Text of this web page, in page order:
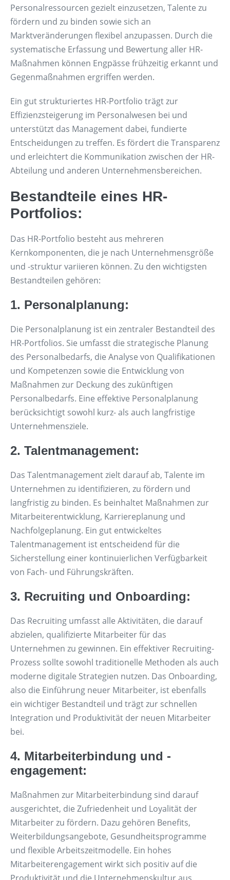
Personalressourcen gezielt einzusetzen, Talente zu
fördern und zu binden sowie sich an
Marktveränderungen flexibel anzupassen. Durch die
systematische Erfassung und Bewertung aller HR-
Maßnahmen können Engpässe frühzeitig erkannt und
Gegenmaßnahmen ergriffen werden.
Ein gut strukturiertes HR-Portfolio trägt zur
Effizienzsteigerung im Personalwesen bei und
unterstützt das Management dabei, fundierte
Entscheidungen zu treffen. Es fördert die Transparenz
und erleichtert die Kommunikation zwischen der HR-
Abteilung und anderen Unternehmensbereichen.
Bestandteile eines HR-
Portfolios:
Das HR-Portfolio besteht aus mehreren
Kernkomponenten, die je nach Unternehmensgröße
und -struktur variieren können. Zu den wichtigsten
Bestandteilen gehören:
1. Personalplanung:
Die Personalplanung ist ein zentraler Bestandteil des
HR-Portfolios. Sie umfasst die strategische Planung
des Personalbedarfs, die Analyse von Qualifikationen
und Kompetenzen sowie die Entwicklung von
Maßnahmen zur Deckung des zukünftigen
Personalbedarfs. Eine effektive Personalplanung
berücksichtigt sowohl kurz- als auch langfristige
Unternehmensziele.
2. Talentmanagement:
Das Talentmanagement zielt darauf ab, Talente im
Unternehmen zu identifizieren, zu fördern und
langfristig zu binden. Es beinhaltet Maßnahmen zur
Mitarbeiterentwicklung, Karriereplanung und
Nachfolgeplanung. Ein gut entwickeltes
Talentmanagement ist entscheidend für die
Sicherstellung einer kontinuierlichen Verfügbarkeit
von Fach- und Führungskräften.
3. Recruiting und Onboarding:
Das Recruiting umfasst alle Aktivitäten, die darauf
abzielen, qualifizierte Mitarbeiter für das
Unternehmen zu gewinnen. Ein effektiver Recruiting-
Prozess sollte sowohl traditionelle Methoden als auch
moderne digitale Strategien nutzen. Das Onboarding,
also die Einführung neuer Mitarbeiter, ist ebenfalls
ein wichtiger Bestandteil und trägt zur schnellen
Integration und Produktivität der neuen Mitarbeiter
bei.
4. Mitarbeiterbindung und -
engagement:
Maßnahmen zur Mitarbeiterbindung sind darauf
ausgerichtet, die Zufriedenheit und Loyalität der
Mitarbeiter zu fördern. Dazu gehören Benefits,
Weiterbildungsangebote, Gesundheitsprogramme
und flexible Arbeitszeitmodelle. Ein hohes
Mitarbeiterengagement wirkt sich positiv auf die